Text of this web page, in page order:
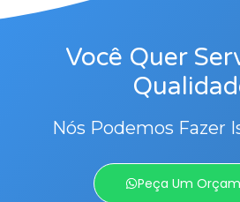
Você Quer
Nós Podemos Fazer
Peça Um